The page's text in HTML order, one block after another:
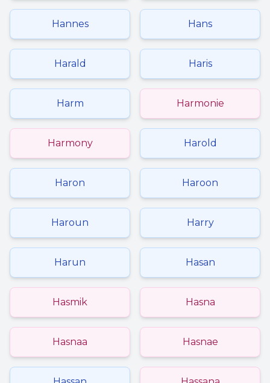
Hannes Hans
Harald Haris
Harm Harmonie
Harmony Harold
Haron Haroon
Haroun Harry
Harun Hasan
Hasmik Hasna
Hasnaa Hasnae